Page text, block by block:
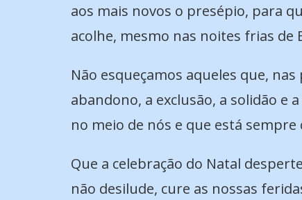
aos mais novos o presépio, para
acolhe, mesmo nas noites frias de
Não esqueçamos aqueles que,
abandono, a exclusão, a solidão e
no meio de nós e que está
Que a celebração do Natal
não desilude, cure as nossas